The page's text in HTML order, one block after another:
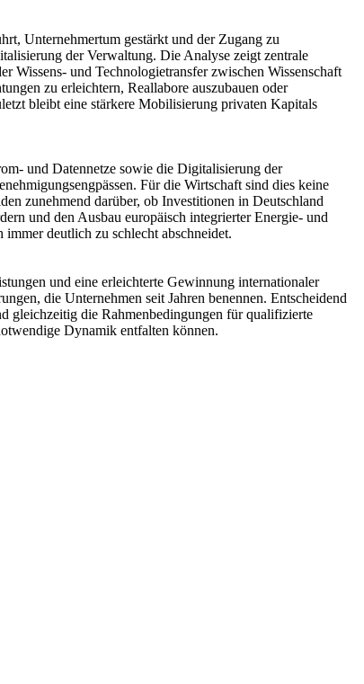
Unternehmertum gestärkt und der Zugang zu
der Verwaltung. Die Analyse zeigt zentrale
Wissens- und Technologietransfer zwischen Wissenschaft
zu erleichtern, Reallabore auszubauen oder
bleibt eine stärkere Mobilisierung privaten Kapitals
und Datennetze sowie die Digitalisierung der
Für die Wirtschaft sind dies keine
zunehmend darüber, ob Investitionen in Deutschland
und den Ausbau europäisch integrierter Energie- und
deutlich zu schlecht abschneidet.
und eine erleichterte Gewinnung internationaler
die Unternehmen seit Jahren benennen. Entscheidend
gleichzeitig die Rahmenbedingungen für qualifizierte
Dynamik entfalten können.